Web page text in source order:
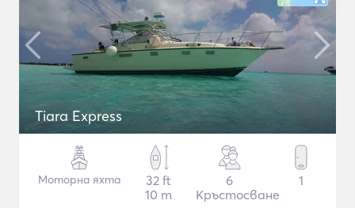
Tiara Express
Моторна яхта
32 ft
10 m
6
Кръстосване
1